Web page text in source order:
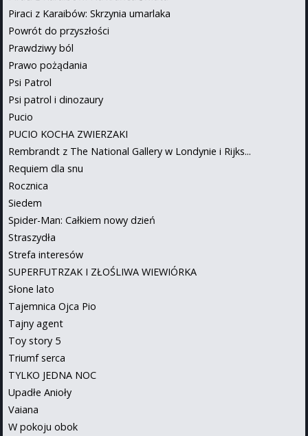
Piraci z Karaibów: Skrzynia umarlaka
Powrót do przyszłości
Prawdziwy ból
Prawo pożądania
Psi Patrol
Psi patrol i dinozaury
Pucio
PUCIO KOCHA ZWIERZAKI
Rembrandt z The National Gallery w Londynie i Rijks...
Requiem dla snu
Rocznica
Siedem
Spider-Man: Całkiem nowy dzień
Straszydła
Strefa interesów
SUPERFUTRZAK I ZŁOŚLIWA WIEWIÓRKA
Słone lato
Tajemnica Ojca Pio
Tajny agent
Toy story 5
Triumf serca
TYLKO JEDNA NOC
Upadłe Anioły
Vaiana
W pokoju obok